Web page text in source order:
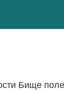
Бище